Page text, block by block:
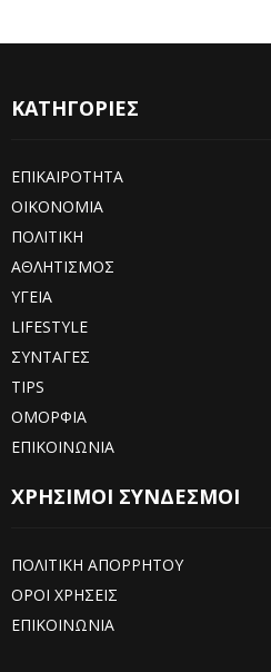
ΚΑΤΗΓΟΡΙΕΣ
ΕΠΙΚΑΙΡΟΤΗΤΑ
ΟΙΚΟΝΟΜΙΑ
ΠΟΛΙΤΙΚΗ
ΑΘΛΗΤΙΣΜΟΣ
ΥΓΕΙΑ
LIFESTYLE
ΣΥΝΤΑΓΕΣ
TIPS
ΟΜΟΡΦΙΑ
ΕΠΙΚΟΙΝΩΝΙΑ
ΧΡΗΣΙΜΟΙ ΣΥΝΔΕΣΜΟΙ
ΠΟΛΙΤΙΚΗ ΑΠΟΡΡΗΤΟΥ
ΟΡΟΙ ΧΡΗΣΕΙΣ
ΕΠΙΚΟΙΝΩΝΙΑ